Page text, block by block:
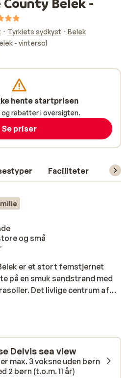
Tyrkiets sydkyst
Belek
- vintersol
Faciliteter
og små
er et stort femstjernet
på en smuk sandstrand med
Det livlige centrum af
og kan nemt nås med dolmus
spa. Hotellet byder på
vandrutsjebaner, to udendørs
Der er også underholdning
og voksne. Miniklubben åbner
og lukker først ved midnat!
Delvis sea view
max. 3 voksne uden børn
2 børn (t.o.m. 11 år)
hente startprisen
og rabatter i oversigten.
Se priser